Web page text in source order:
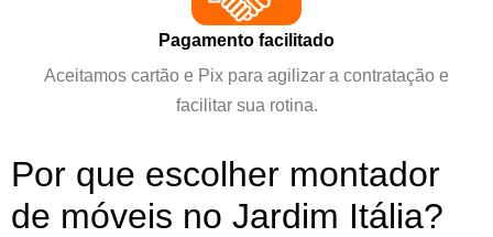
Pagamento facilitado
Aceitamos cartão e Pix para agilizar a contratação e
facilitar sua rotina.
Por que escolher montador
de móveis no Jardim Itália?